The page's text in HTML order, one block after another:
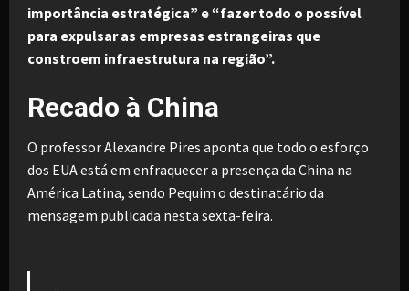
importância estratégica” e “fazer todo o possível
para expulsar as empresas estrangeiras que
constroem infraestrutura na região”.
Recado à China
O professor Alexandre Pires aponta que todo o esforço
dos EUA está em enfraquecer a presença da China na
América Latina, sendo Pequim o destinatário da
mensagem publicada nesta sexta-feira.